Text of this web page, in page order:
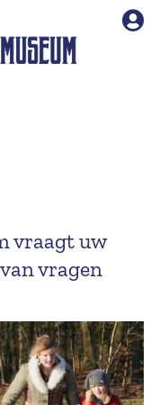
vraagt uw
vragen